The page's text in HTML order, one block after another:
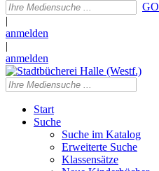
GO
|
anmelden
|
anmelden
Start
Suche
Suche im Katalog
Erweiterte Suche
Klassensätze